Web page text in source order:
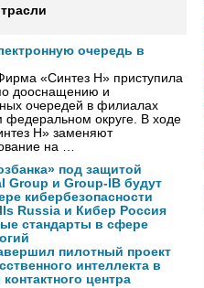
очередь в
«Синтез Н» приступила
дооснащению и
очередей в филиалах
федеральном округе. В ходе
Н» заменяют
на …
под защитой
Group и Group-IB будут
кибербезопасности
Russia и Кибер Россия
стандарты в сфере
пилотный проект
интеллекта в
центра